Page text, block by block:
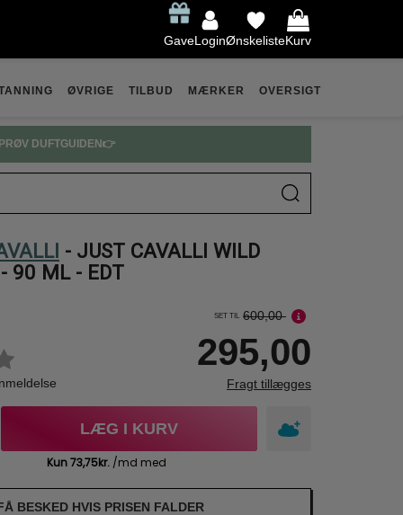
GaveLoginØnskelisteKurv
ØVRIGE TILBUD MÆRKER OVERSIGT
PRØV DUFTGUIDEN👉
- JUST CAVALLI WILD
90 ML - EDT
SET TIL 600,00
295,00
Fragt tillægges
LÆG I KURV
BESKED HVIS PRISEN FALDER